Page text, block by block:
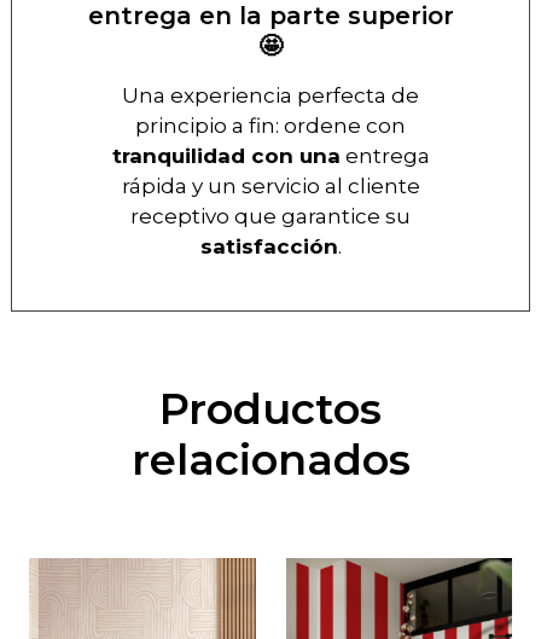
entrega en la parte superior
🤩
Una experiencia perfecta de
principio a fin: ordene con
tranquilidad con una entrega
rápida y un servicio al cliente
receptivo que garantice su
satisfacción.
Productos
relacionados